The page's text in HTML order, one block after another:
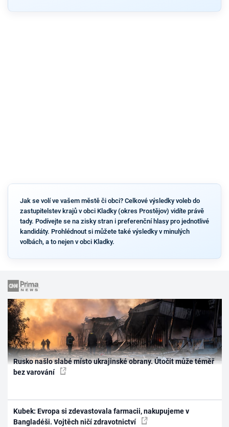
Jak se volí ve vašem městě či obci? Celkové výsledky voleb do
zastupitelstev krajů v obci Kladky (okres Prostějov) vidíte právě
tady. Podívejte se na zisky stran i preferenční hlasy pro jednotlivé
kandidáty. Prohlédnout si můžete také výsledky v minulých
volbách, a to nejen v obci Kladky.
Rusko našlo slabé místo ukrajinské obrany. Útočit může téměř
bez varování
Kubek: Evropa si zdevastovala farmacii, nakupujeme v
Bangladéši. Vojtěch ničí zdravotnictví